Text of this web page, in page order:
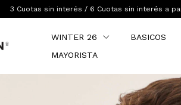
/ 6 Cuotas sin interés a partir de $ 200.000 /
WINTER 26
BASICOS
MAYORISTA